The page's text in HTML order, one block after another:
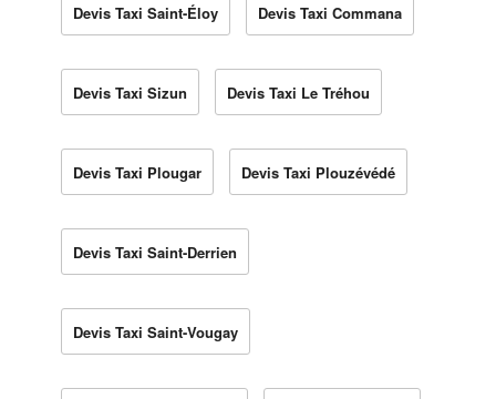
Devis Taxi Saint-Éloy Devis Taxi Commana
Devis Taxi Sizun Devis Taxi Le Tréhou
Devis Taxi Plougar Devis Taxi Plouzévédé
Devis Taxi Saint-Derrien
Devis Taxi Saint-Vougay